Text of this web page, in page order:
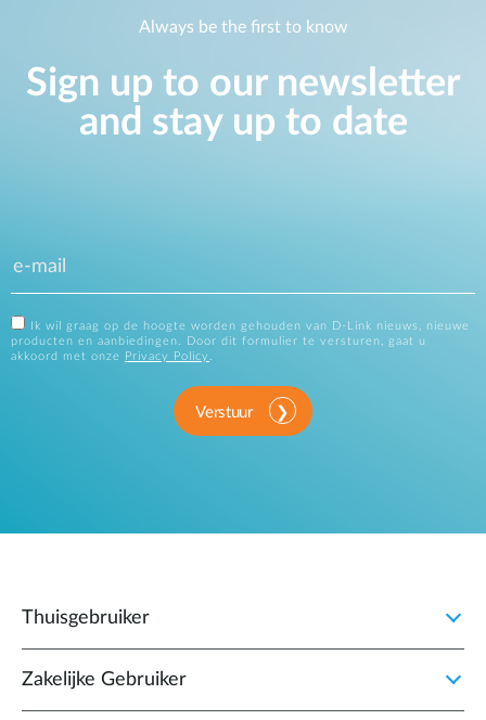
Always be the first to know
Sign up to our newsletter
and stay up to date
Ik wil graag op de hoogte worden gehouden van D-Link nieuws, nieuwe
producten en aanbiedingen. Door dit formulier te versturen, gaat u
akkoord met onze
Privacy Policy .
Verstuur
Thuisgebruiker
Zakelijke Gebruiker